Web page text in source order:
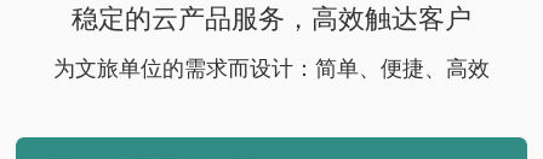
稳定的云产品服务，高效触达客户
为文旅单位的需求而设计：简单、便捷、高效